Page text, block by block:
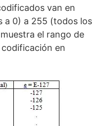
van en
a 0) a 255 (todos los
el rango de
en